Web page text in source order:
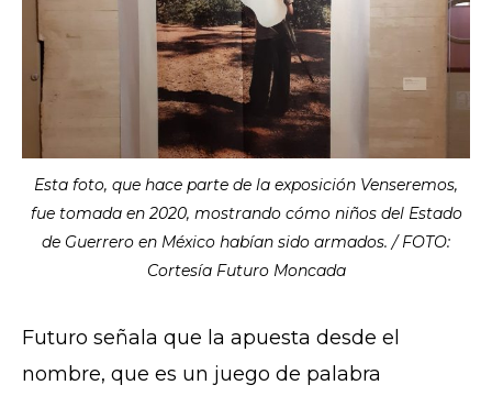
Esta foto, que hace parte de la exposición Venseremos,
fue tomada en 2020, mostrando cómo niños del Estado
de Guerrero en México habían sido armados. / FOTO:
Cortesía Futuro Moncada
Futuro señala que la apuesta desde el
nombre, que es un juego de palabra